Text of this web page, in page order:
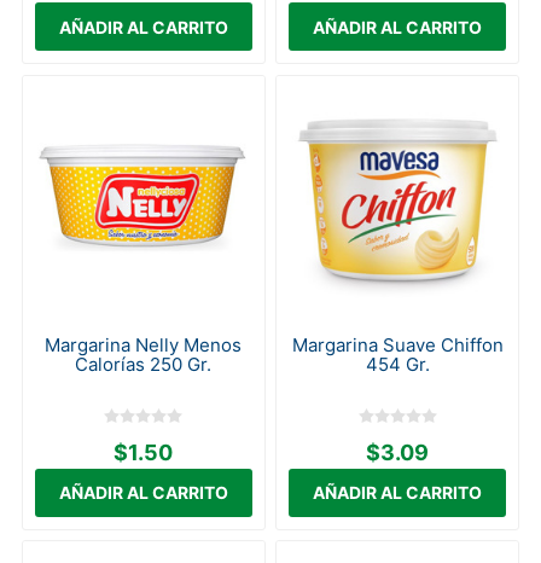
Margarina Nelly Menos
Calorías 250 Gr.
$1.50
Margarina Suave Chiffon
454 Gr.
$3.09